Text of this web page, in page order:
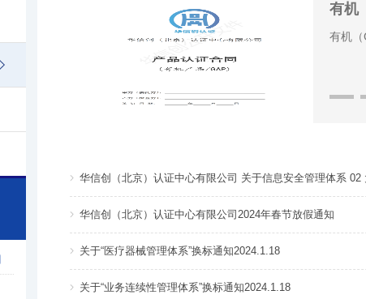
有机
有机（
华信创（北京）认证中心有限公司 关于信息安全管理体系
华信创（北京）认证中心有限公司2024年春节放假通知
关于“医疗器械管理体系”换标通知2024.1.18
关于“业务连续性管理体系”换标通知2024.1.18